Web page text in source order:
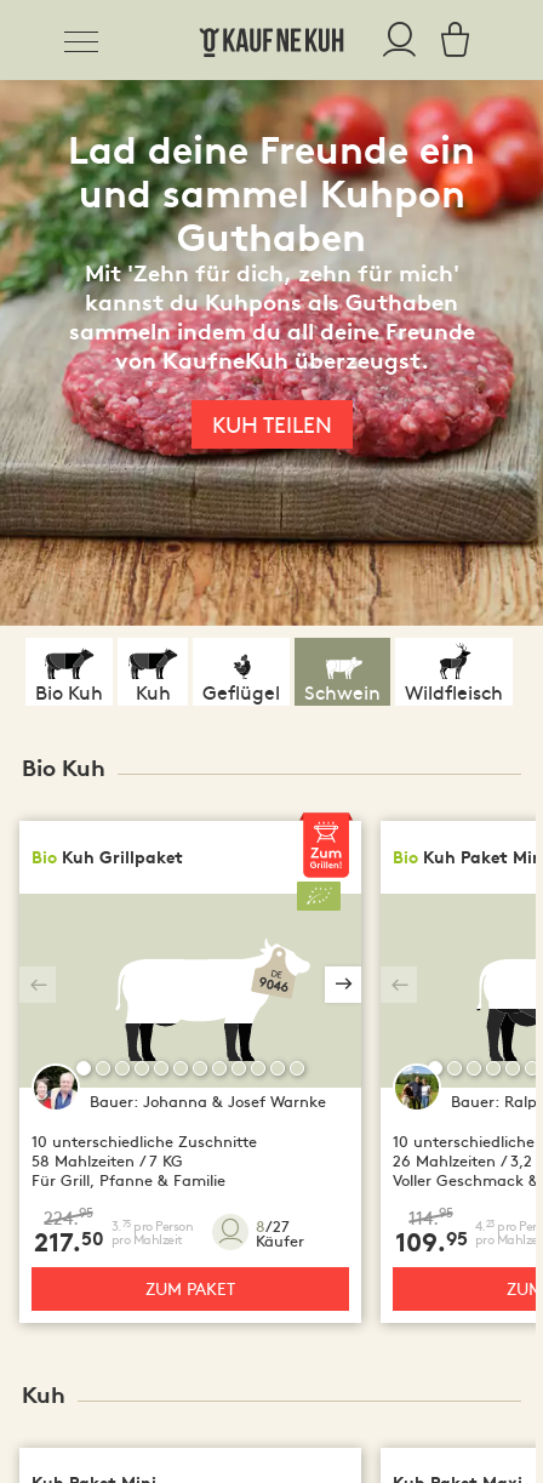
Lad deine Freunde ein
und sammel Kuhpon
Guthaben
Mit 'Zehn für dich, zehn für mich'
kannst du Kuhpons als Guthaben
sammeln indem du all deine Freunde
von KaufneKuh überzeugst.
KUH TEILEN
Bio Kuh Kuh Geflügel Schwein Wildfleisch
Bio Kuh
Bio Kuh Grillpaket
DE
9046
Bauer: Johanna & Josef Warnke
10 unterschiedliche Zuschnitte
58 Mahlzeiten / 7 KG
Für Grill, Pfanne & Familie
224.95
217.50
3.75pro Person
pro Mahlzeit
8/27
Käufer
ZUM PAKET
Bio Kuh Paket
Bauer:
10 unterschiedliche
26 Mahlzeiten / 3,2
Voller Geschmack
114.95
109.95
4.23pro
pro
Kuh